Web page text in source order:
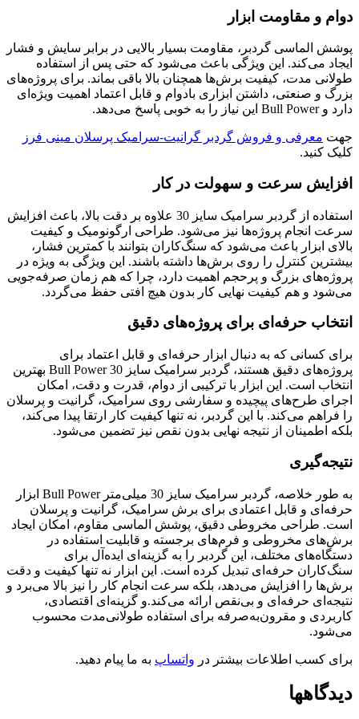
دوام و مقاومت ابزار
پوشش الماسی گردبر، مقاومت بسیار بالایی در برابر سایش و فشار
ایجاد می‌کند. این ویژگی باعث می‌شود که حتی پس از استفاده
طولانی مدت، کیفیت برش‌ها همچنان بالا باقی بماند. برای پروژه‌های
بزرگ و صنعتی، داشتن ابزاری بادوام و قابل اعتماد اهمیت ویژه‌ای
دارد و Bull Power این نیاز را به خوبی پاسخ می‌دهد.
جهت معرفی و فروش گردبر گرانیت-سرامیک پرسلان مینی فرز
کلیک کنید.
افزایش سرعت و سهولت در کار
استفاده از گردبر سرامیک سایز 30 علاوه بر دقت بالا، باعث افزایش
سرعت انجام پروژه‌ها نیز می‌شود. طراحی ارگونومیک و کیفیت
بالای ابزار باعث می‌شود که سنگ‌کاران بتوانند با کمترین فشار،
بیشترین کنترل را روی برش‌ها داشته باشند. این ویژگی به ویژه در
پروژه‌های بزرگ و پرحجم اهمیت دارد، چرا که هم زمان صرفه‌جویی
می‌شود و هم کیفیت نهایی کار بدون هیچ افتی حفظ می‌گردد.
انتخاب حرفه‌ای برای پروژه‌های دقیق
برای کسانی که به دنبال ابزار حرفه‌ای و قابل اعتماد برای
پروژه‌های دقیق هستند، گردبر سرامیک سایز 30 Bull Power بهترین
انتخاب است. این ابزار با ترکیبی از دوام، قدرت و دقت، امکان
اجرای طرح‌های پیچیده و سفارشی روی سرامیک، گرانیت و پرسلان
را فراهم می‌کند. با این گردبر، نه تنها کیفیت کار ارتقا پیدا می‌کند،
بلکه اطمینان از نتیجه نهایی بدون نقص نیز تضمین می‌شود.
نتیجه‌گیری
به طور خلاصه، گردبر سرامیک سایز 30 میلی‌متر Bull Power ابزار
حرفه‌ای و قابل اعتمادی برای برش سرامیک، گرانیت و پرسلان
است. طراحی مخروطی دقیق، پوشش الماسی مقاوم، امکان ایجاد
برش‌های مخروطی و فرم‌های برجسته و قابلیت استفاده در
دستگاه‌های مختلف، این گردبر را به گزینه‌ای ایده‌آل برای
سنگ‌کاران حرفه‌ای تبدیل کرده است. این ابزار نه تنها کیفیت و دقت
برش‌ها را افزایش می‌دهد، بلکه سرعت انجام کار را نیز بالا می‌برد و
نتیجه‌ای حرفه‌ای و بی‌نقص ارائه می‌کند.و گزینه‌ای اقتصادی،
کاربردی و مقرون‌به‌صرفه برای استفاده طولانی‌مدت محسوب
می‌شود.
برای کسب اطلاعات بیشتر در واتساپ به ما پیام دهید.
دیدگاهها